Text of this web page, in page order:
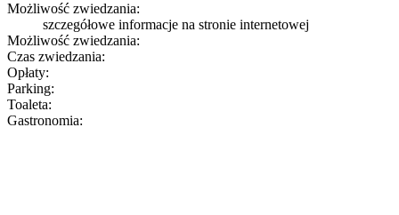
Możliwość zwiedzania:
szczegółowe informacje na stronie internetowej
Możliwość zwiedzania:
Czas zwiedzania:
Opłaty:
Parking:
Toaleta:
Gastronomia: